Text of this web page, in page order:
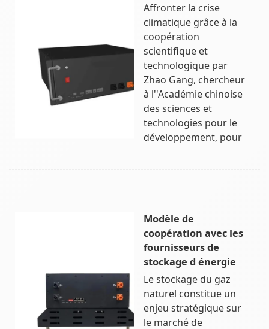
Affronter la crise
climatique grâce à la
coopération
scientifique et
technologique par
Zhao Gang, chercheur
à l''Académie chinoise
des sciences et
technologies pour le
développement, pour
Modèle de
coopération avec les
fournisseurs de
stockage d énergie
Le stockage du gaz
naturel constitue un
enjeu stratégique sur
le marché de